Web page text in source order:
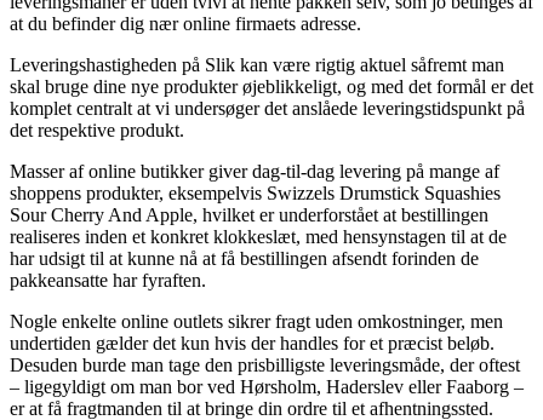
at du befinder dig nær online firmaets adresse.
Leveringshastigheden på Slik kan være rigtig aktuel såfremt man
skal bruge dine nye produkter øjeblikkeligt, og med det formål er det
komplet centralt at vi undersøger det anslåede leveringstidspunkt på
det respektive produkt.
Masser af online butikker giver dag-til-dag levering på mange af
shoppens produkter, eksempelvis Swizzels Drumstick Squashies
Sour Cherry And Apple, hvilket er underforstået at bestillingen
realiseres inden et konkret klokkeslæt, med hensynstagen til at de
har udsigt til at kunne nå at få bestillingen afsendt forinden de
pakkeansatte har fyraften.
Nogle enkelte online outlets sikrer fragt uden omkostninger, men
undertiden gælder det kun hvis der handles for et præcist beløb.
Desuden burde man tage den prisbilligste leveringsmåde, der oftest
– ligegyldigt om man bor ved Hørsholm, Haderslev eller Faaborg –
er at få fragtmanden til at bringe din ordre til et afhentningssted.